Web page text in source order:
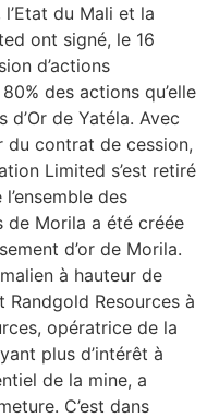
du Mali et la
ont signé, le 16
d’actions
des actions qu’elle
de Yatéla. Avec
du contrat de cession,
Limited s’est retiré
des
de Morila a été créée
d’or de Morila.
à hauteur de
Resources à
opératrice de la
plus d’intérêt à
de la mine, a
C’est dans